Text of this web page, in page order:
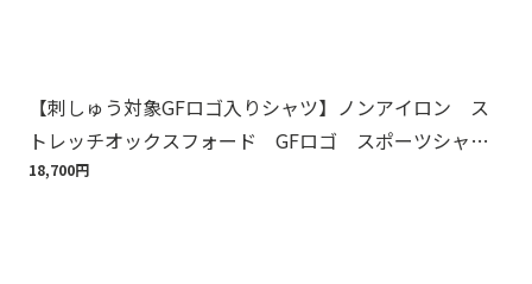
【刺しゅう対象GFロゴ入りシャツ】ノンアイロン ス
トレッチオックスフォード GFロゴ スポーツシャ
ツ Regular Fit
18,700円